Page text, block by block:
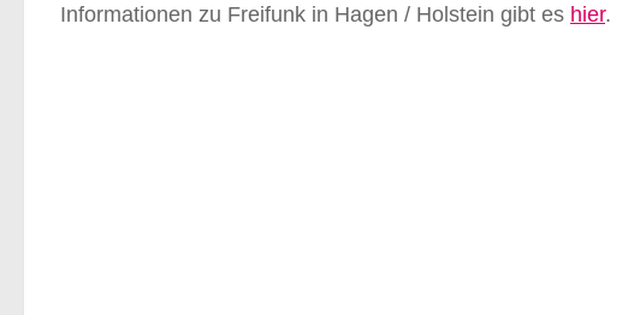
Informationen zu Freifunk in Hagen / Holstein gibt es hier.